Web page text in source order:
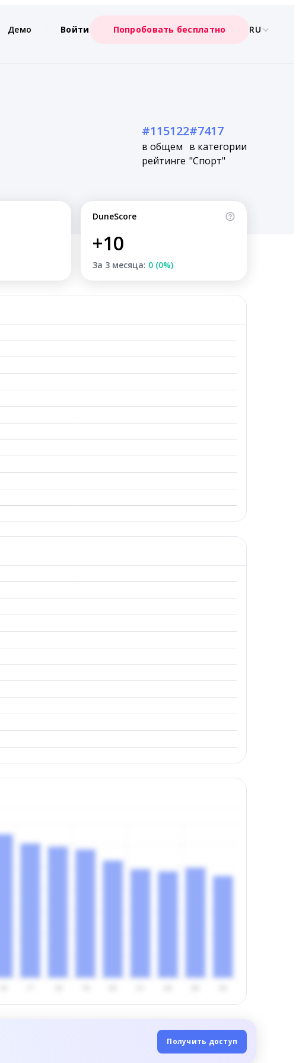
Демо Войти Попробовать бесплатно RU
#115122
в общем
рейтинге
#7417
в категории
"Спорт"
DuneScore
+10
За 3 месяца: 0 (0%)
Получить доступ